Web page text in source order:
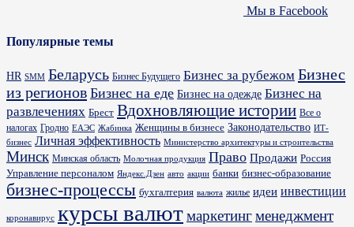
Мы в Facebook
Популярные темы
HR SMM Беларусь Бизнес Будущего Бизнес за рубежом Бизнес
из регионов Бизнес на еде Бизнес на одежде Бизнес на
развлечениях Брест Вдохновляющие истории Все о
налогах Гродно ЕАЭС Жабинка Женщины в бизнесе Законодательство ИТ-
бизнес Личная эффективность Министерство архитектуры и строительства
Минск Минская область Молочная продукция Право Продажи Россия
Управление персоналом Яндекс.Дзен авто акции банки бизнес-образование
бизнес-процессы бухгалтерия валюта жилье идеи инвестиции
коронавирус курсы валютмаркетингменеджмент